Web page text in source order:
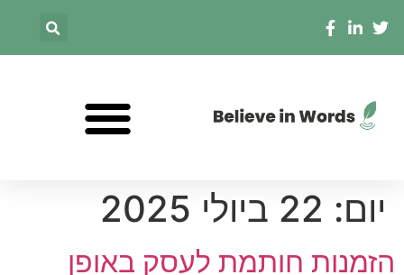
יום: 22 ביולי 2025
הזמנות חותמת לעסק באופן